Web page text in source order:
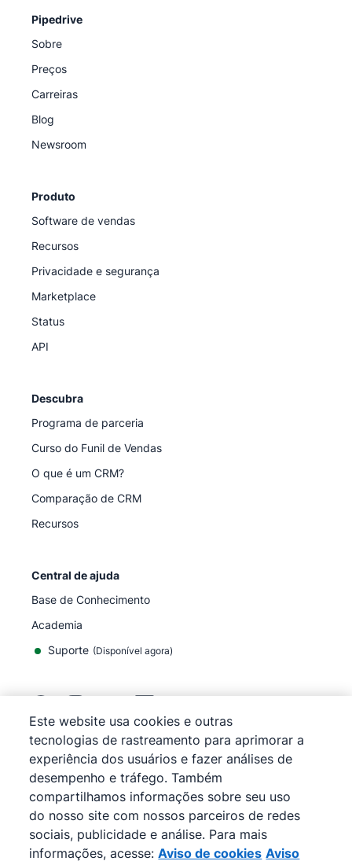
Pipedrive
Sobre
Preços
Carreiras
Blog
Newsroom
Produto
Software de vendas
Recursos
Privacidade e segurança
Marketplace
Status
API
Descubra
Programa de parceria
Curso do Funil de Vendas
O que é um CRM?
Comparação de CRM
Recursos
Central de ajuda
Base de Conhecimento
Academia
Suporte (Disponível agora)
©2026Pipedrive
Pipedrive
Termos de Serviço
Pipedrive
Aviso de Privacidade
Mapa do site
Aviso de cookies
Preferências de cookies
O Pipedrive é um CRM de vendas baseado na web.
Este website usa cookies e outras
tecnologias de rastreamento para aprimorar a
experiência dos usuários e fazer análises de
desempenho e tráfego. Também
compartilhamos informações sobre seu uso
do nosso site com nossos parceiros de redes
sociais, publicidade e análise. Para mais
informações, acesse: Aviso de cookies Aviso